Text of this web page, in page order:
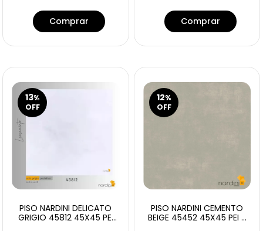
13%
OFF
PISO NARDINI DELICATO
GRIGIO 45812 45X45 PEI
12%
OFF
PISO NARDINI CEMENTO
BEIGE 45452 45X45 PEI 3